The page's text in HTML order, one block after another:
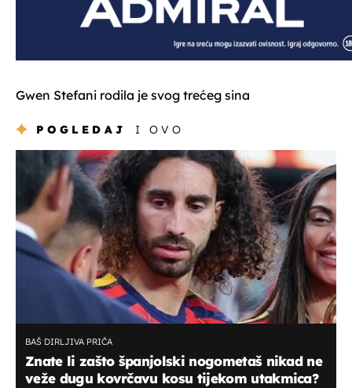
Gwen Stefani rodila je svog trećeg sina
POGLEDAJ I OVO
BAŠ DIRLJIVA PRIČA
Znate li zašto španjolski nogometaš nikad ne
veže dugu kovrčavu kosu tijekom utakmica?